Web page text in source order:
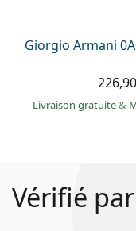
Giorgio Armani
Livraison gratuite&
Vérifié